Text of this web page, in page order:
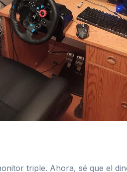
triple. Ahora, sé que el